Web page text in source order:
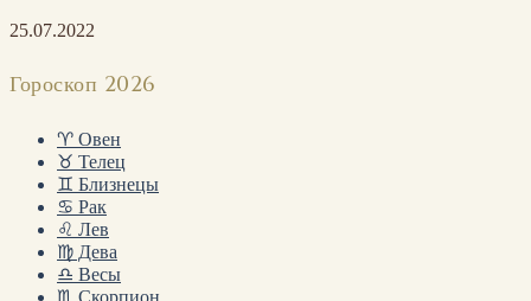
25.07.2022
Гороскоп 2026
♈ Овен
♉ Телец
♊ Близнецы
♋ Рак
♌ Лев
♍ Дева
♎ Весы
♏ Скорпион